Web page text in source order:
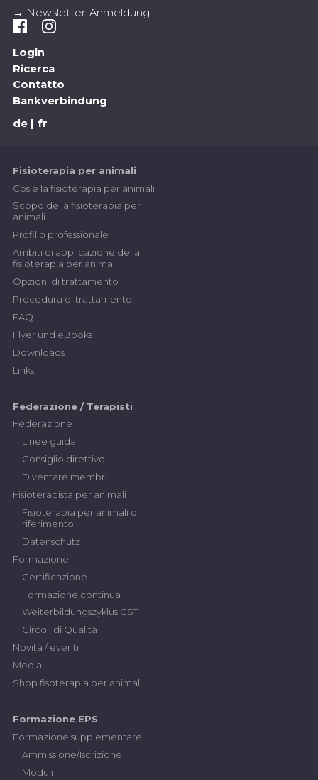
→ Newsletter-Anmeldung
Login
Ricerca
Contatto
Bankverbindung
de
fr
Fisioterapia per animali
Cos'è la fisioterapia per animali
Scopo della fisioterapia per
animali
Profilio professionale
Ambiti di applicazione della
fisioterapia per animali
Opzioni di trattamento
Procedura di trattamento
FAQ
Flyer und eBooks
Downloads
Links
Federazione / Terapisti
Federazione
Linee guida
Consiglio direttivo
Diventare membri
Fisioterapista per animali
Fisioterapia per animali di
riferimento
Datenschutz
Formazione
Certificazione
Formazione continua
Weiterbildungszyklus CST
Circoli di Qualità
Novità / eventi
Media
Shop fisoterapia per animali
Formazione EPS
Formazione supplementare
Ammissione/Iscrizione
Moduli